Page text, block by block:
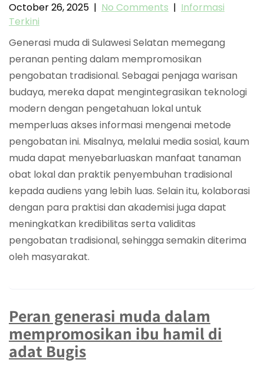
October 26, 2025 | No Comments | Informasi
Terkini
Generasi muda di Sulawesi Selatan memegang
peranan penting dalam mempromosikan
pengobatan tradisional. Sebagai penjaga warisan
budaya, mereka dapat mengintegrasikan teknologi
modern dengan pengetahuan lokal untuk
memperluas akses informasi mengenai metode
pengobatan ini. Misalnya, melalui media sosial, kaum
muda dapat menyebarluaskan manfaat tanaman
obat lokal dan praktik penyembuhan tradisional
kepada audiens yang lebih luas. Selain itu, kolaborasi
dengan para praktisi dan akademisi juga dapat
meningkatkan kredibilitas serta validitas
pengobatan tradisional, sehingga semakin diterima
oleh masyarakat.
Peran generasi muda dalam
mempromosikan ibu hamil di
adat Bugis